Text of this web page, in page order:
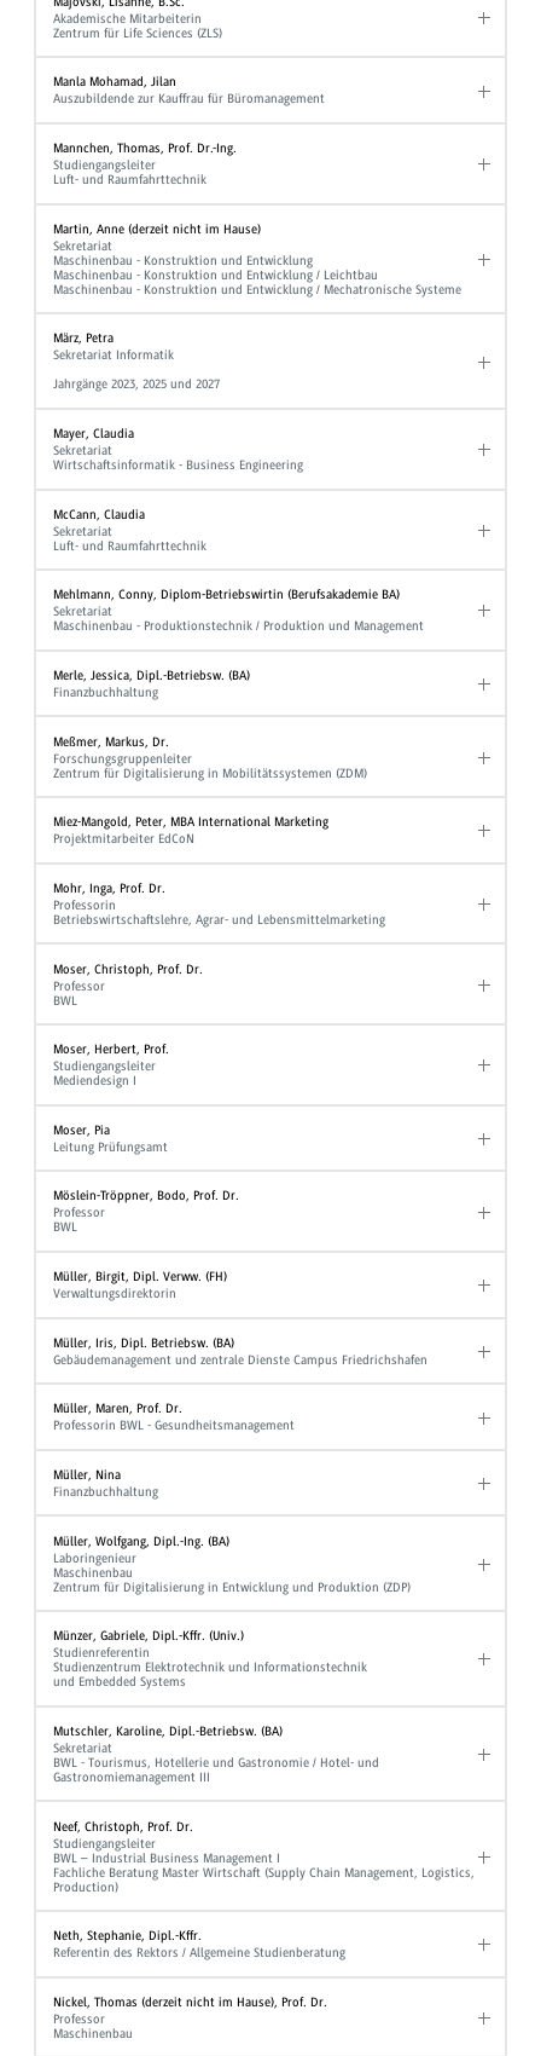
Akademische Mitarbeiterin
Zentrum für Life Sciences (ZLS)
Manla Mohamad, Jilan
Auszubildende zur Kauffrau für Büromanagement
Mannchen, Thomas, Prof. Dr.-Ing.
Studiengangsleiter
Luft- und Raumfahrttechnik
Martin, Anne (derzeit nicht im Hause)
Sekretariat
Maschinenbau - Konstruktion und Entwicklung
Maschinenbau - Konstruktion und Entwicklung / Leichtbau
Maschinenbau - Konstruktion und Entwicklung / Mechatronische Systeme
März, Petra
Sekretariat Informatik
Jahrgänge 2023, 2025 und 2027
Mayer, Claudia
Sekretariat
Wirtschaftsinformatik - Business Engineering
McCann, Claudia
Sekretariat
Luft- und Raumfahrttechnik
Mehlmann, Conny, Diplom-Betriebswirtin (Berufsakademie BA)
Sekretariat
Maschinenbau - Produktionstechnik / Produktion und Management
Merle, Jessica, Dipl.-Betriebsw. (BA)
Finanzbuchhaltung
Meßmer, Markus, Dr.
Forschungsgruppenleiter
Zentrum für Digitalisierung in Mobilitätssystemen (ZDM)
Miez-Mangold, Peter, MBA International Marketing
Projektmitarbeiter EdCoN
Mohr, Inga, Prof. Dr.
Professorin
Betriebswirtschaftslehre, Agrar- und Lebensmittelmarketing
Moser, Christoph, Prof. Dr.
Professor
BWL
Moser, Herbert, Prof.
Studiengangsleiter
Mediendesign I
Moser, Pia
Leitung Prüfungsamt
Möslein-Tröppner, Bodo, Prof. Dr.
Professor
BWL
Müller, Birgit, Dipl. Verww. (FH)
Verwaltungsdirektorin
Müller, Iris, Dipl. Betriebsw. (BA)
Gebäudemanagement und zentrale Dienste Campus Friedrichshafen
Müller, Maren, Prof. Dr.
Professorin BWL - Gesundheitsmanagement
Müller, Nina
Finanzbuchhaltung
Müller, Wolfgang, Dipl.-Ing. (BA)
Laboringenieur
Maschinenbau
Zentrum für Digitalisierung in Entwicklung und Produktion (ZDP)
Münzer, Gabriele, Dipl.-Kffr. (Univ.)
Studienreferentin
Studienzentrum Elektrotechnik und Informationstechnik
und Embedded Systems
Mutschler, Karoline, Dipl.-Betriebsw. (BA)
Sekretariat
BWL - Tourismus, Hotellerie und Gastronomie / Hotel- und
Gastronomiemanagement III
Neef, Christoph, Prof. Dr.
Studiengangsleiter
BWL – Industrial Business Management I
Fachliche Beratung Master Wirtschaft (Supply Chain Management, Logistics,
Production)
Neth, Stephanie, Dipl.-Kffr.
Referentin des Rektors / Allgemeine Studienberatung
Nickel, Thomas (derzeit nicht im Hause), Prof. Dr.
Professor
Maschinenbau